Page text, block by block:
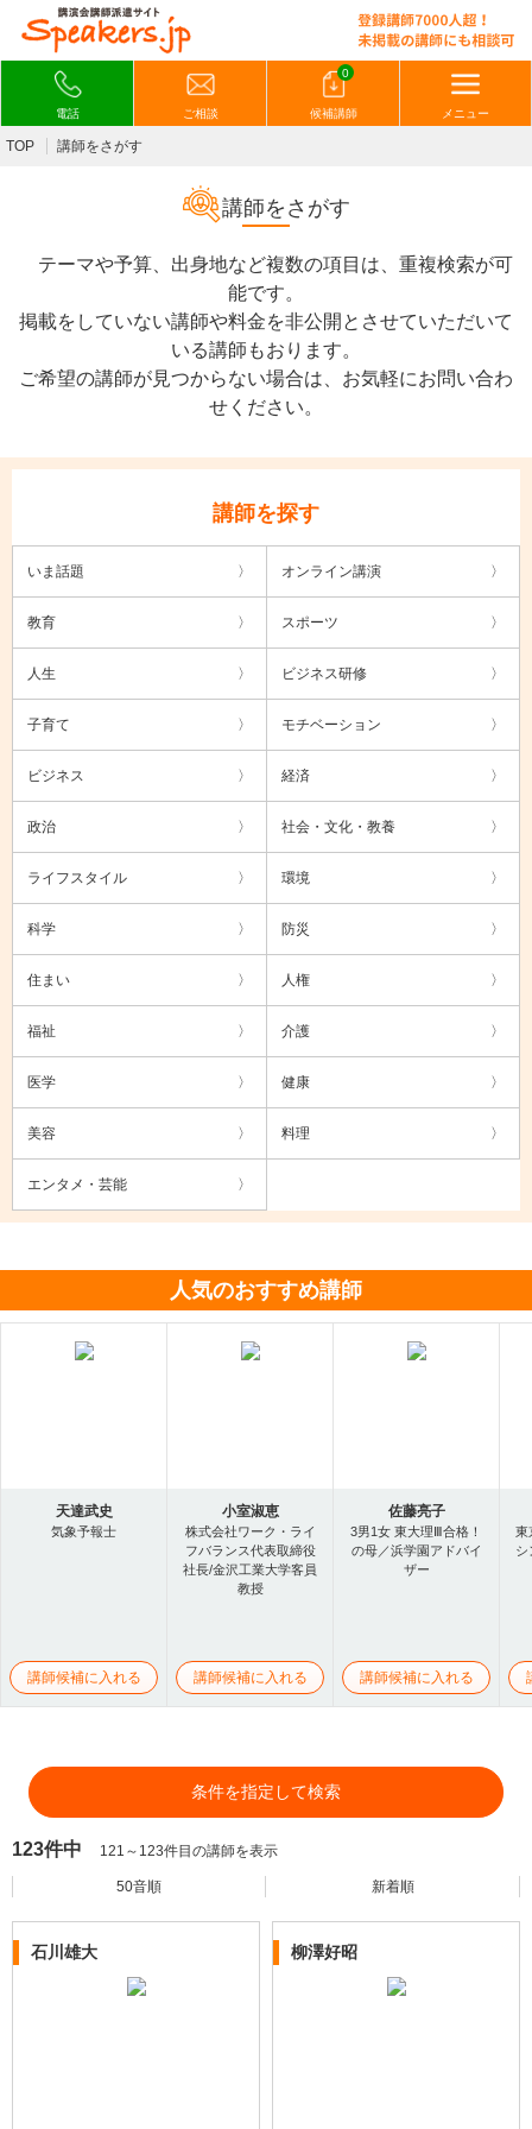
電話 ご相談
0
候補講師 メニュー
TOP 講師をさがす
講師をさがす
テーマや予算、出身地など複数の項目は、重複検索が可
能です。
掲載をしていない講師や料金を非公開とさせていただいて
いる講師もおります。
ご希望の講師が見つからない場合は、お気軽にお問い合わ
せください。
講師を探す
いま話題 オンライン講演
教育 スポーツ
人生 ビジネス研修
子育て モチベーション
ビジネス 経済
政治 社会・文化・教養
ライフスタイル 環境
科学 防災
住まい 人権
福祉 介護
医学 健康
美容 料理
エンタメ・芸能
人気のおすすめ講師
天達武史
気象予報士
講師候補に入れる
小室淑恵
株式会社ワーク・ライ
フバランス代表取締役
社長/金沢工業大学客員
教授
講師候補に入れる
佐藤亮子
3男1女 東大理Ⅲ合格！
の母／浜学園アドバイ
ザー
講師候補に入れる
東
シ
条件を指定して検索
123件中 121～123件目の講師を表示
50音順 新着順
石川雄大 柳澤好昭